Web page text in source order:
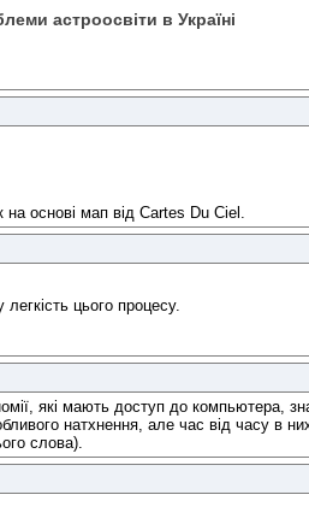
астроосвіти в Україні
основі мап від Cartes Du Ciel.
цього процесу.
які мають доступ до компьютера,
натхнення, але час від часу в
слова).